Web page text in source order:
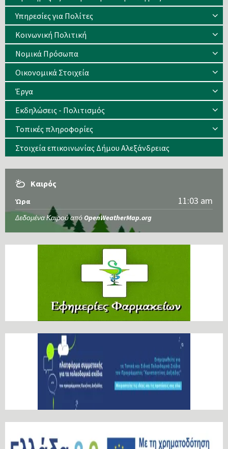
Υπηρεσίες για Πολίτες
Κοινωνική Πολιτική
Νομικά Πρόσωπα
Οικονομικά Στοιχεία
Έργα
Εκδηλώσεις - Πολιτισμός
Τοπικές πληροφορίες
Στοιχεία επικοινωνίας Δήμου Αλεξάνδρειας
Καιρός
Ώρα 11:03 am
Δεδομένα Καιρού από OpenWeatherMap.org